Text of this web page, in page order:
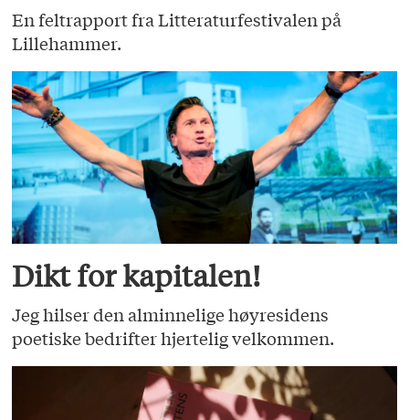
En feltrapport fra Litteraturfestivalen på
Lillehammer.
Dikt for kapitalen!
Jeg hilser den alminnelige høyresidens
poetiske bedrifter hjertelig velkommen.